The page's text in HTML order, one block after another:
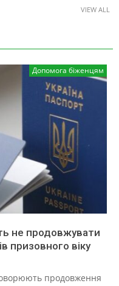
VIEW ALL
Допомога біженцям
не продовжувати
призовного віку
продовження